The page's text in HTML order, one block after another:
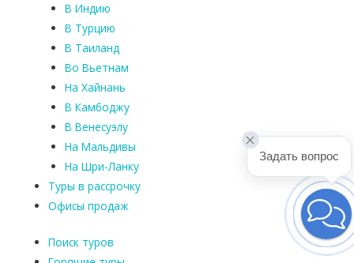
В Индию
В Турцию
В Таиланд
Во Вьетнам
На Хайнань
В Камбоджу
В Венесуэлу
На Мальдивы
На Шри-Ланку
Туры в рассрочку
Офисы продаж
Поиск туров
Задать вопрос